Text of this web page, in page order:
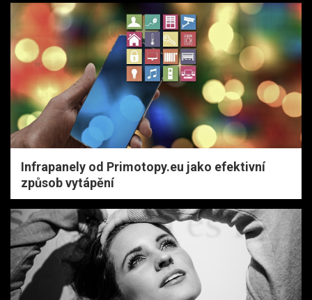
Infrapanely od Primotopy.eu jako efektivní
způsob vytápění